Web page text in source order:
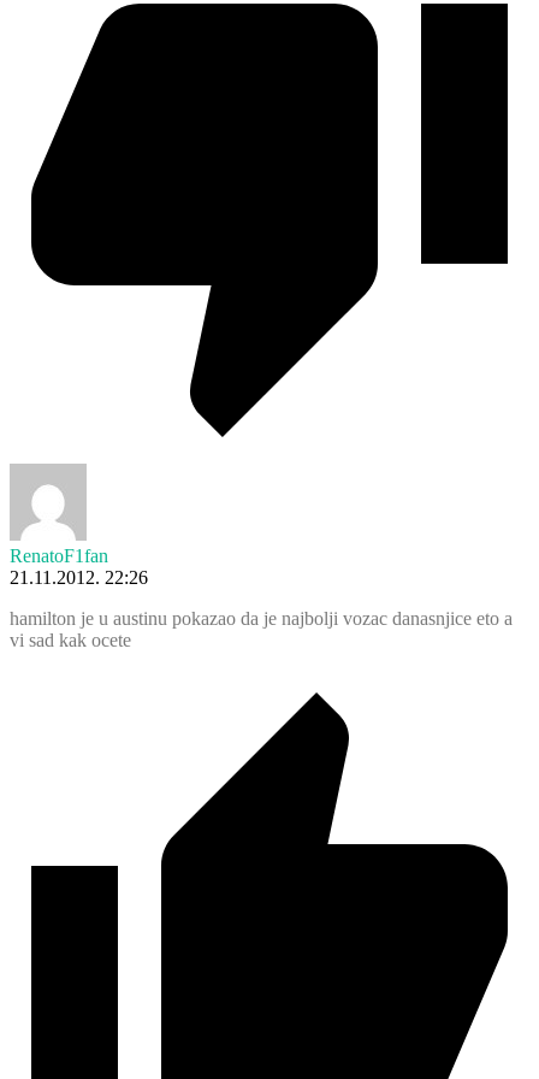
RenatoF1fan
21.11.2012. 22:26
hamilton je u austinu pokazao da je najbolji vozac danasnjice eto a
vi sad kak ocete